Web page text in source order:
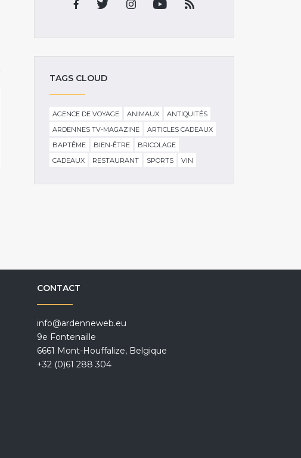
TAGS CLOUD
AGENCE DE VOYAGE ANIMAUX
ANTIQUITÉS
ARDENNES TV-MAGAZINE
ARTICLES CADEAUX
BAPTÊME
BIEN-ÊTRE
BRICOLAGE
CADEAUX
RESTAURANT SPORTS VIN
CONTACT
info@ardenneweb.eu
9e Fontenaille
6661 Mont-Houffalize, Belgique
+32 (0)61 288 304